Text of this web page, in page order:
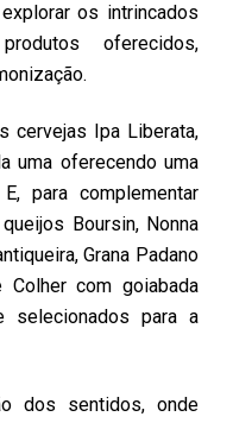
os intrincados
oferecidos,
cervejas Ipa Liberata,
uma oferecendo uma
para complementar
Boursin, Nonna
Grana Padano
com goiabada
selecionados para a
dos sentidos, onde